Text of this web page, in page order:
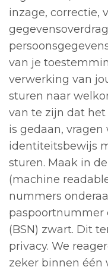
inzage, correctie,
van je
verwerking van
sturen naar
van te zijn dat
is gedaan,
identiteitsbewijs
sturen. Maak in
(machine
nummers
paspoortnummer
(BSN) zwart. Dit
privacy. We
zeker binnen één